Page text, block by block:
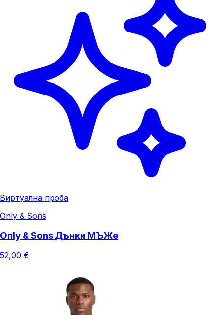
Виртуална проба
Only & Sons
Only & Sons Дънки МЪЖe
52,00 €